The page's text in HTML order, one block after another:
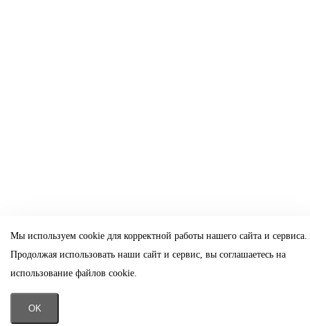
Мы используем cookie для корректной работы нашего сайта и сервиса.
Продолжая использовать наши сайт и сервис, вы соглашаетесь на
использование файлов cookie.
OK